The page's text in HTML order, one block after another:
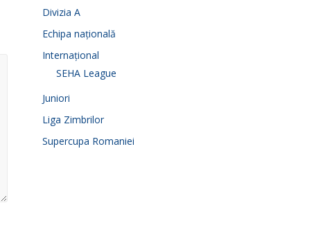
Divizia A
Echipa națională
Internațional
SEHA League
Juniori
Liga Zimbrilor
Supercupa Romaniei